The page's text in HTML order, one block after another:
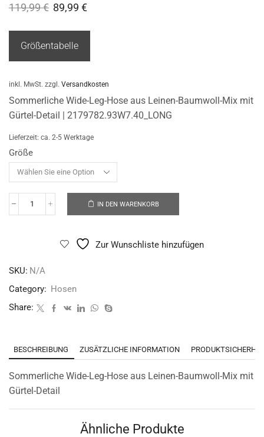
119,99€ 89,99 €
Größentabelle
inkl. MwSt. zzgl. Versandkosten
Sommerliche Wide-Leg-Hose aus Leinen-Baumwoll-Mix mit
Gürtel-Detail | 2179782.93W7.40_LONG
Lieferzeit: ca. 2-5 Werktage
Größe
IN DEN WARENKORB
Zur Wunschliste hinzufügen
SKU: N/A
Category: Hosen
Share:
BESCHREIBUNG ZUSÄTZLICHE INFORMATION
Sommerliche Wide-Leg-Hose aus Leinen-Baumwoll-Mix mit
Gürtel-Detail
Ähnliche Produkte